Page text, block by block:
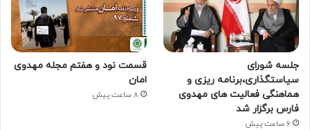
جلسه شورای
سیاستگذاری،برنامه ریزی و
هماهنگی فعالیت های مهدوی
فارس برگزار شد
6 ساعت پیش
قسمت نود و هفتم مجله مهدوی
امان
8 ساعت پیش